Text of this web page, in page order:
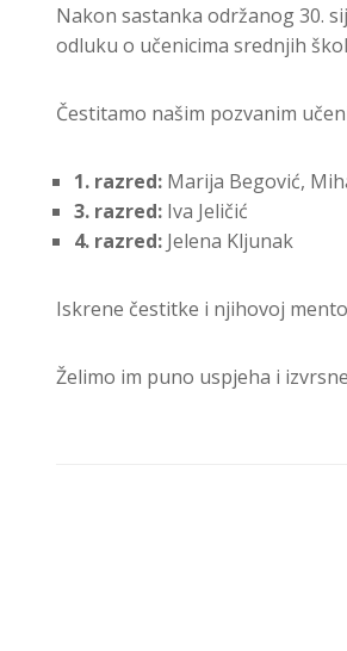
Nakon sastanka održanog 30.
odluku o učenicima srednjih
Čestitamo našim pozvanim
1. razred: Marija Begović,
3. razred: Iva Jeličić
4. razred: Jelena Kljunak
Iskrene čestitke i njihovoj
Želimo im puno uspjeha i